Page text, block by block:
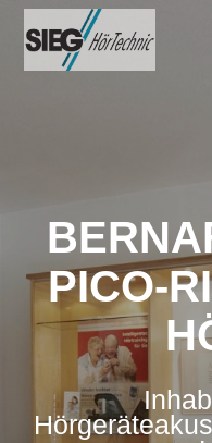
PICO-